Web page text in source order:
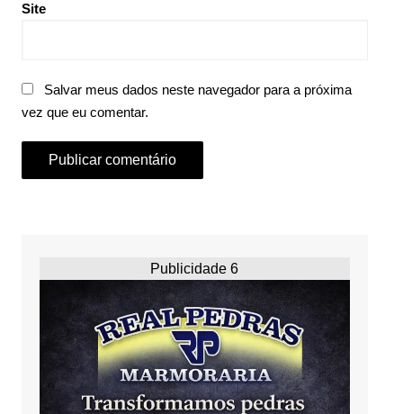
Site
Salvar meus dados neste navegador para a próxima
vez que eu comentar.
Publicidade 6